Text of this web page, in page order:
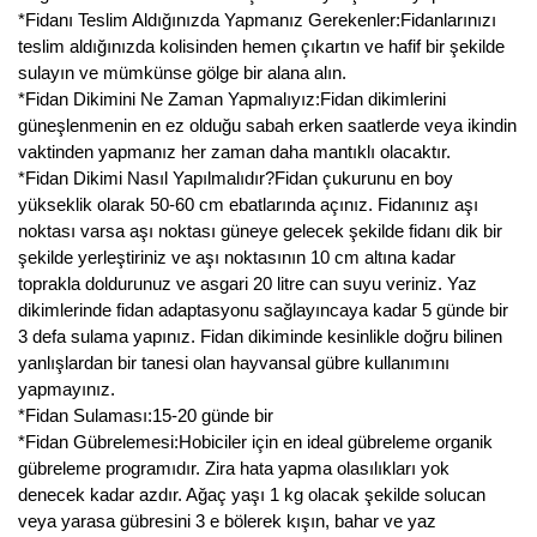
*Fidanı Teslim Aldığınızda Yapmanız Gerekenler:Fidanlarınızı
teslim aldığınızda kolisinden hemen çıkartın ve hafif bir şekilde
sulayın ve mümkünse gölge bir alana alın.
*Fidan Dikimini Ne Zaman Yapmalıyız:Fidan dikimlerini
güneşlenmenin en ez olduğu sabah erken saatlerde veya ikindin
vaktinden yapmanız her zaman daha mantıklı olacaktır.
*Fidan Dikimi Nasıl Yapılmalıdır?Fidan çukurunu en boy
yükseklik olarak 50-60 cm ebatlarında açınız. Fidanınız aşı
noktası varsa aşı noktası güneye gelecek şekilde fidanı dik bir
şekilde yerleştiriniz ve aşı noktasının 10 cm altına kadar
toprakla doldurunuz ve asgari 20 litre can suyu veriniz. Yaz
dikimlerinde fidan adaptasyonu sağlayıncaya kadar 5 günde bir
3 defa sulama yapınız. Fidan dikiminde kesinlikle doğru bilinen
yanlışlardan bir tanesi olan hayvansal gübre kullanımını
yapmayınız.
*Fidan Sulaması:15-20 günde bir
*Fidan Gübrelemesi:Hobiciler için en ideal gübreleme organik
gübreleme programıdır. Zira hata yapma olasılıkları yok
denecek kadar azdır. Ağaç yaşı 1 kg olacak şekilde solucan
veya yarasa gübresini 3 e bölerek kışın, bahar ve yaz